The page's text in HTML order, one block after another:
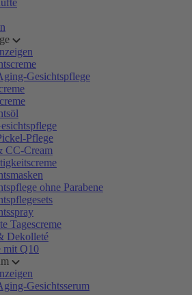
Gesichtspflege
Pflege
CC-Cream
ohne Parabene
Tagescreme
Dekolleté
mit Q10
Gesichtsserum